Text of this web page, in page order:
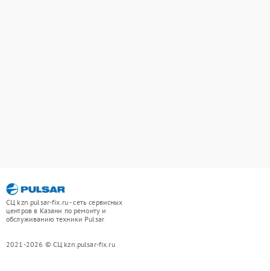
СЦ kzn.pulsar-fix.ru - сеть сервисных
центров в Казани по ремонту и
обслуживанию техники Pulsar
2021-2026 © СЦ kzn.pulsar-fix.ru